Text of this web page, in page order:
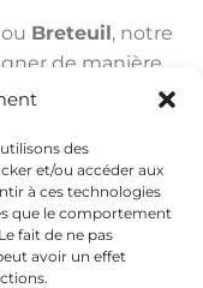
des
et/ou accéder aux
à ces technologies
que le comportement
fait de ne pas
avoir un effet
ou Breteuil, notre
de manière
de bien
vraiment à votre
du matériel
c’est que
et
tout en